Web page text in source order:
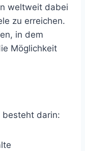
weltweit dabei
zu erreichen.
in dem
Möglichkeit
besteht darin: